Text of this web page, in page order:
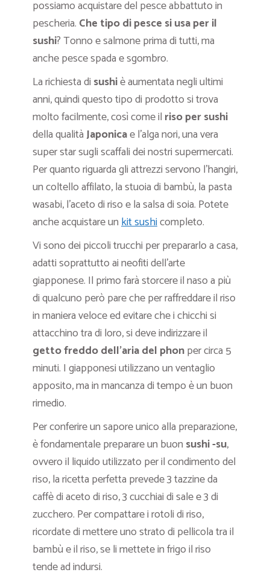
possiamo acquistare del pesce abbattuto in
pescheria. Che tipo di pesce si usa per il
sushi? Tonno e salmone prima di tutti, ma
anche pesce spada e sgombro.
La richiesta di sushiè aumentata negli ultimi
anni, quindi questo tipo di prodotto si trova
molto facilmente, così come il riso per sushi
della qualitàJaponicae l’alga nori, una vera
super star sugli scaffali dei nostri supermercati.
Per quanto riguarda gli attrezzi servono l’hangiri,
un coltello affilato, la stuoia di bambù, la pasta
wasabi, l’aceto di riso e la salsa di soia. Potete
anche acquistare unkit sushicompleto.
Vi sono dei piccoli trucchi per prepararlo a casa,
adatti soprattutto ai neofiti dell’arte
giapponese. Il primo farà storcere il naso a più
di qualcuno però pare che per raffreddare il riso
in maniera veloce ed evitare che i chicchi si
attacchino tra di loro, si deve indirizzare il
getto freddo dell’aria del phonper circa 5
minuti. I giapponesi utilizzano un ventaglio
apposito, ma in mancanza di tempo è un buon
rimedio.
Per conferire un sapore unico alla preparazione,
è fondamentale preparare un buon sushi -su,
ovvero il liquido utilizzato per il condimento del
riso, la ricetta perfetta prevede 3 tazzine da
caffè di aceto di riso, 3 cucchiai di sale e 3 di
zucchero. Per compattare i rotoli di riso,
ricordate di mettere uno strato di pellicola tra il
bambù e il riso, se li mettete in frigo il riso
tende ad indursi.